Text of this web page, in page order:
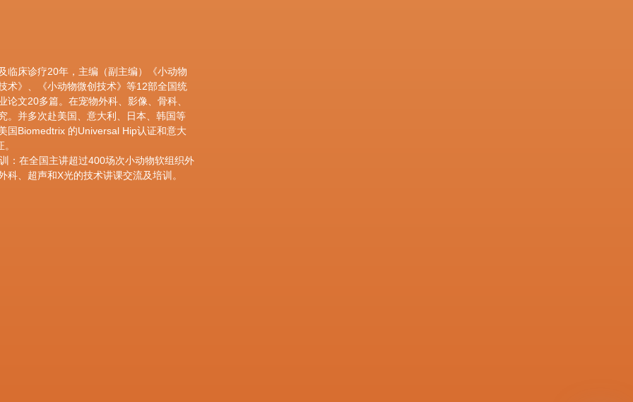
临床诊疗20年，主编（副主编）《小动物
术》、《小动物微创技术》等12部全国统
论文20多篇。在宠物外科、影像、骨科、
。并多次赴美国、意大利、日本、韩国等
国Biomedtrix 的Universal Hip认证和意大
：在全国主讲超过400场次小动物软组织外
科、超声和X光的技术讲课交流及培训。